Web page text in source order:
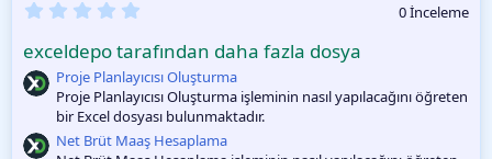
0
O
y
l
a
m
0 İnceleme
exceldepo tarafından daha fazla dosya
Proje Planlayıcısı Oluşturma
Proje Planlayıcısı Oluşturma işleminin nasıl yapılacağını öğreten
bir Excel dosyası bulunmaktadır.
Net Brüt Maaş Hesaplama